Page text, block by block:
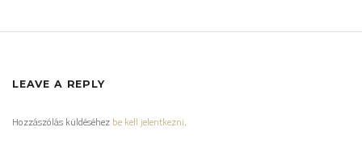
LEAVE A REPLY
Hozzászólás küldéséhez be kell jelentkezni.